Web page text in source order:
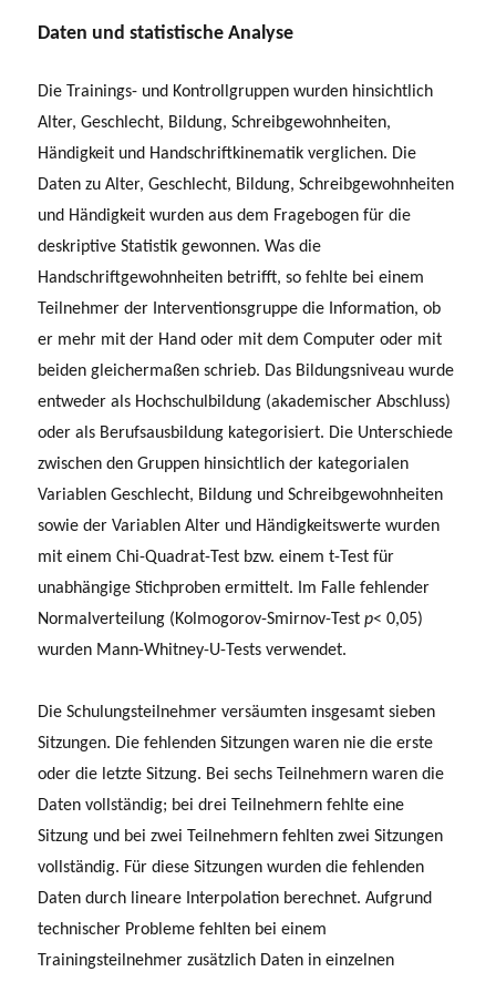
Daten und statistische Analyse
Die Trainings- und Kontrollgruppen wurden hinsichtlich
Alter, Geschlecht, Bildung, Schreibgewohnheiten,
Händigkeit und Handschriftkinematik verglichen. Die
Daten zu Alter, Geschlecht, Bildung, Schreibgewohnheiten
und Händigkeit wurden aus dem Fragebogen für die
deskriptive Statistik gewonnen. Was die
Handschriftgewohnheiten betrifft, so fehlte bei einem
Teilnehmer der Interventionsgruppe die Information, ob
er mehr mit der Hand oder mit dem Computer oder mit
beiden gleichermaßen schrieb. Das Bildungsniveau wurde
entweder als Hochschulbildung (akademischer Abschluss)
oder als Berufsausbildung kategorisiert. Die Unterschiede
zwischen den Gruppen hinsichtlich der kategorialen
Variablen Geschlecht, Bildung und Schreibgewohnheiten
sowie der Variablen Alter und Händigkeitswerte wurden
mit einem Chi-Quadrat-Test bzw. einem t-Test für
unabhängige Stichproben ermittelt. Im Falle fehlender
Normalverteilung (Kolmogorov-Smirnov-Testp< 0,05)
wurden Mann-Whitney-U-Tests verwendet.
Die Schulungsteilnehmer versäumten insgesamt sieben
Sitzungen. Die fehlenden Sitzungen waren nie die erste
oder die letzte Sitzung. Bei sechs Teilnehmern waren die
Daten vollständig; bei drei Teilnehmern fehlte eine
Sitzung und bei zwei Teilnehmern fehlten zwei Sitzungen
vollständig. Für diese Sitzungen wurden die fehlenden
Daten durch lineare Interpolation berechnet. Aufgrund
technischer Probleme fehlten bei einem
Trainingsteilnehmer zusätzlich Daten in einzelnen